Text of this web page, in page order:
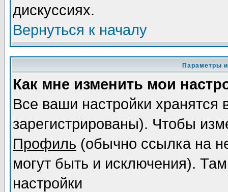
дискуссиях.
Вернуться к началу
Параметры
Как мне изменить мои
Все ваши настройки
зарегистрированы). Чтобы
Профиль (обычно ссылка на
могут быть и исключения).
настройки